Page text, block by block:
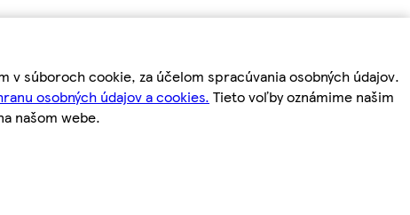
súboroch cookie, za účelom spracúvania osobných údajov.
osobných údajov a cookies. Tieto voľby oznámime našim
našom webe.